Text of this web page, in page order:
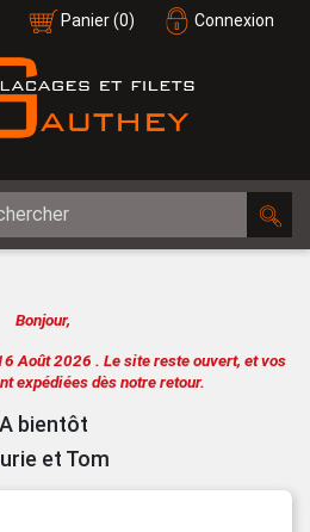
Connexion
Panier(0)
Bonjour,
Août 2026 . Le site reste ouvert, et vos
expédiées dès notre retour.
A bientôt
et Tom